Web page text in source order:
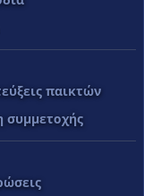
παικτών
συμμετοχής